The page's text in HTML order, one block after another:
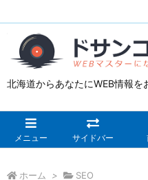
北海道からあなたにWEB情報を
メニュー サイドバー
ホーム > SEO